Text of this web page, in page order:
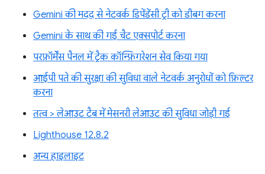
Gemini की मदद से नेटवर्क डिपेंडेंसी ट्री को डीबग करना
Gemini के साथ की गई चैट एक्सपोर्ट करना
परफ़ॉर्मेंस पैनल में ट्रैक कॉन्फ़िगरेशन सेव किया गया
आईपी पते की सुरक्षा की सुविधा वाले नेटवर्क अनुरोधों को फ़िल्टर
करना
तत्व > लेआउट टैब में मेसनरी लेआउट की सुविधा जोड़ी गई
Lighthouse 12.8.2
अन्य हाइलाइट